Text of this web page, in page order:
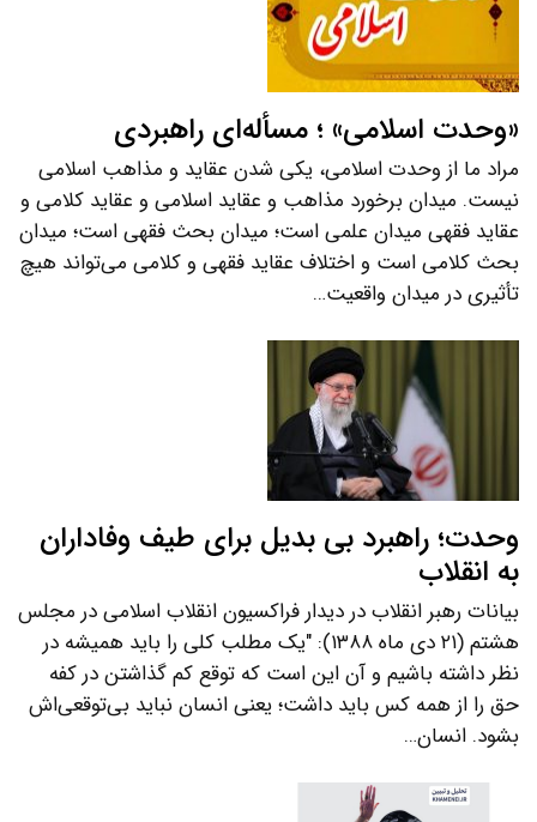
«وحدت اسلامی» ؛ مسأله‌ای راهبردی
مراد ما از وحدت اسلامی، یکی شدن عقاید و مذاهب اسلامی
نیست. میدان برخورد مذاهب و عقاید اسلامی و عقاید کلامی و
عقاید فقهی میدان علمی است؛ میدان بحث فقهی است؛ میدان
بحث کلامی است و اختلاف عقاید فقهی و کلامی می‌تواند هیچ
تأثیری در میدان واقعیت…
وحدت؛ راهبرد بی بدیل برای طیف وفاداران
به انقلاب
بیانات رهبر انقلاب در دیدار فراکسیون انقلاب اسلامی در مجلس
هشتم (۲۱ دی ماه ۱۳۸۸): "یک مطلب کلی را باید همیشه در
نظر داشته باشیم و آن این است که توقع کم گذاشتن در کفه
حق را از همه کس باید داشت؛ یعنی انسان نباید بی‌توقعی‌اش
بشود. انسان…